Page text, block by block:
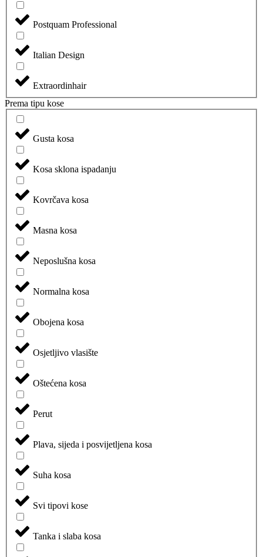
Postquam Professional
Italian Design
Extraordinhair
Prema tipu kose
Gusta kosa
Kosa sklona ispadanju
Kovrčava kosa
Masna kosa
Neposlušna kosa
Normalna kosa
Obojena kosa
Osjetljivo vlasište
Oštećena kosa
Perut
Plava, sijeda i posvijetljena kosa
Suha kosa
Svi tipovi kose
Tanka i slaba kosa